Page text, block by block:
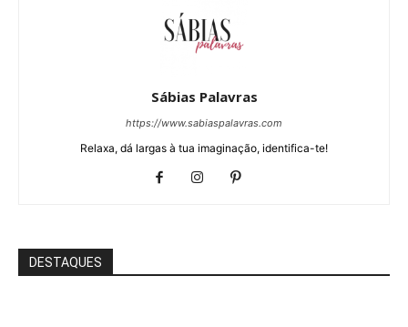
Sábias Palavras
https://www.sabiaspalavras.com
Relaxa, dá largas à tua imaginação, identifica-te!
DESTAQUES